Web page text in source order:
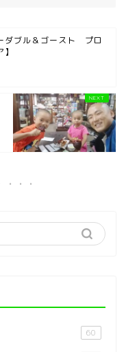
ダブル＆ゴースト プロ
60